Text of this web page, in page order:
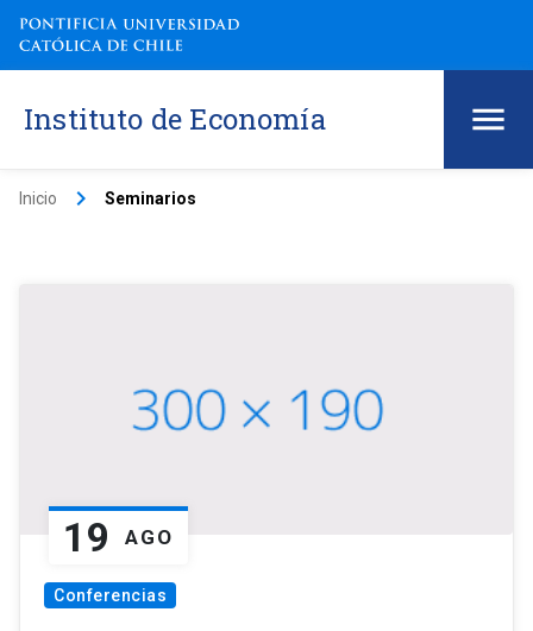
Instituto de Economía
Inicio keyboard_arrow_right Seminarios
19 AGO
Conferencias